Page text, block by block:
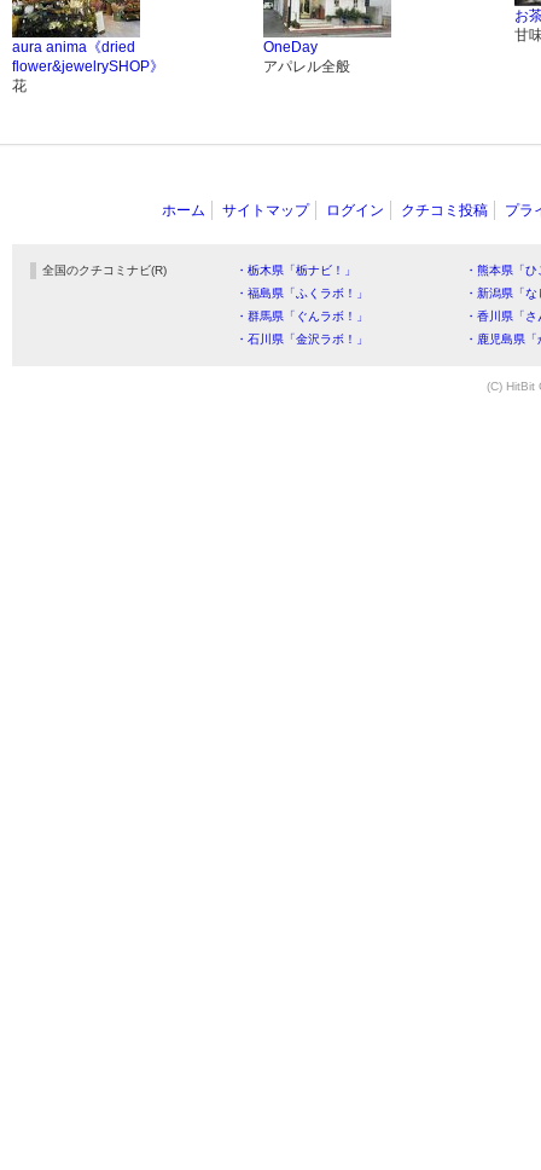
aura anima《dried
flower&jewelrySHOP》
花
OneDay
アパレル全般
お
甘
ホーム サイトマップ ログイン クチコミ投稿 プラ
全国のクチコミナビ(R) ・栃木県「栃ナビ！」
・熊本県「
・福島県「ふくラボ！」
・新潟県「
・群馬県「ぐんラボ！」
・香川県「
・石川県「金沢ラボ！」
・鹿児島県
(C) HitBit